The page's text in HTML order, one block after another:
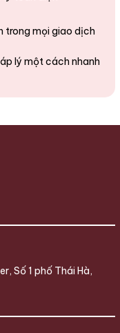
trong mọi giao dịch
lý một cách nhanh
Số 1 phố Thái Hà,